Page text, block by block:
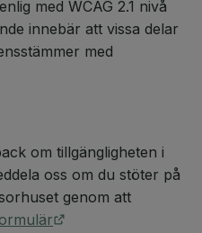
med WCAG 2.1 nivå
innebär att vissa delar
med
om tillgängligheten i
oss om du stöter på
genom att